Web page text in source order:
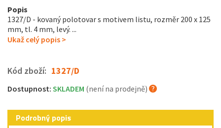
Popis
1327/D - kovaný polotovar s motivem listu, rozměr 200 x 125
mm, tl. 4 mm, levý. ...
Ukaž celý popis >
Kód zboží: 1327/D
Dostupnost: SKLADEM (není na prodejně)
Podrobný popis